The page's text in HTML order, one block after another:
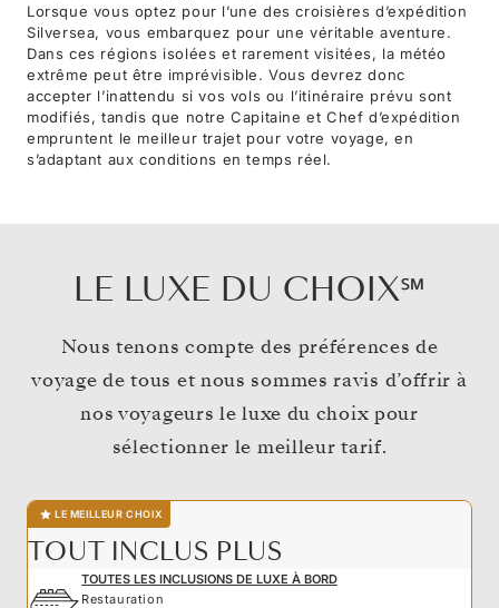
Lorsque vous optez pour l’une des croisières d’expédition
Silversea, vous embarquez pour une véritable aventure.
Dans ces régions isolées et rarement visitées, la météo
extrême peut être imprévisible. Vous devrez donc
accepter l’inattendu si vos vols ou l’itinéraire prévu sont
modifiés, tandis que notre Capitaine et Chef d’expédition
empruntent le meilleur trajet pour votre voyage, en
s’adaptant aux conditions en temps réel.
LE LUXE DU CHOIX℠
Nous tenons compte des préférences de
voyage de tous et nous sommes ravis d’offrir à
nos voyageurs le luxe du choix pour
sélectionner le meilleur tarif.
LE MEILLEUR CHOIX
TOUT INCLUS PLUS
TOUTES LES INCLUSIONS DE LUXE À BORD
Restauration